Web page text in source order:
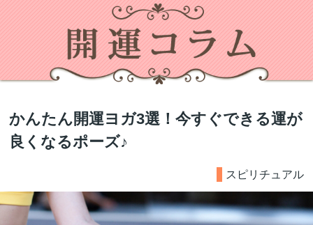
かんたん開運ヨガ3選！今すぐできる運が
良くなるポーズ♪
スピリチュアル